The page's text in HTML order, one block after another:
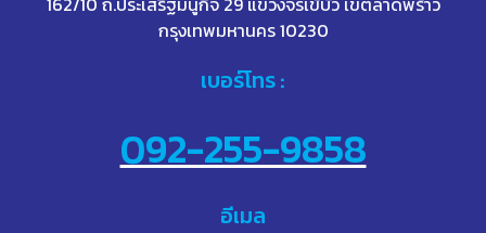
กรุงเทพมหานคร 10230
เบอร์โทร :
092-255-9858
อีเมล